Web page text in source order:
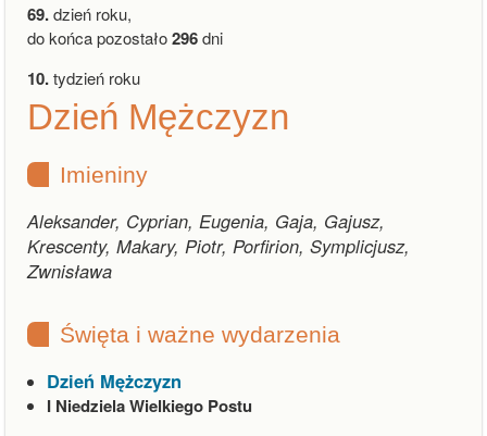
69.dzień roku,
do końca pozostało296dni
10.tydzień roku
Dzień Mężczyzn
Imieniny
Aleksander, Cyprian, Eugenia, Gaja, Gajusz,
Krescenty, Makary, Piotr, Porfirion, Symplicjusz,
Zwnisława
Święta i ważne wydarzenia
Dzień Mężczyzn
I Niedziela Wielkiego Postu